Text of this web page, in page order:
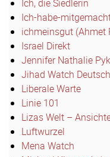
Ich, die Siedlerin
Ich-habe-
ichmeinsgut (Ahmet
Israel Direkt
Jennifer Nathalie
Jihad Watch
Liberale Warte
Linie 101
Lizas Welt –
Luftwurzel
Mena Watch